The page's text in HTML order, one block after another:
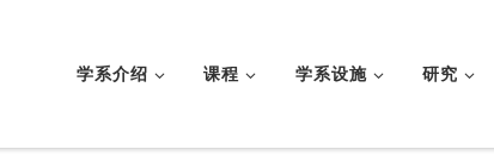
学系介绍 课程 学系设施 研究